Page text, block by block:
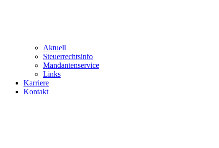
Aktuell
Steuerrechtsinfo
Mandantenservice
Links
Karriere
Kontakt